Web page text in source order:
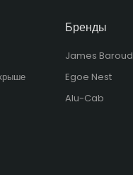
Бренды
James Baroud
Egoe Nest
Alu-Cab